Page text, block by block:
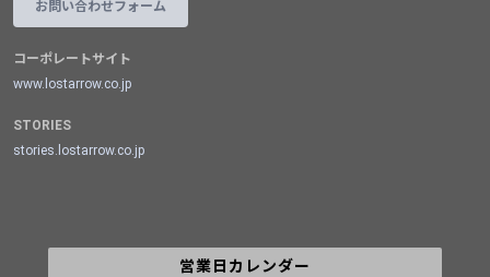
お問い合わせフォーム
コーポレートサイト
www.lostarrow.co.jp
STORIES
stories.lostarrow.co.jp
営業日カレンダー